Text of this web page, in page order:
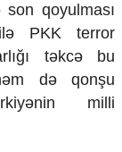
son qoyulması
PKK terror
təkcə bu
də qonşu
milli